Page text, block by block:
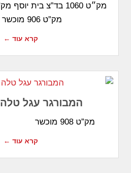
מק”ט 906 מוכשר
קרא עוד ←
המבורגר עגל טלה 160 גרם
מק”ט 908 מוכשר
קרא עוד ←